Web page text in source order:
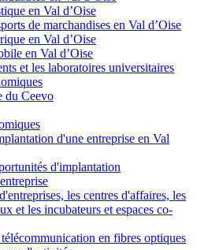
en Val d’Oise
de marchandises en Val d’Oise
en Val d’Oise
en Val d’Oise
et les laboratoires universitaires
du Ceevo
d'une entreprise en Val
d'implantation
les centres d'affaires, les
et les incubateurs et espaces co-
en fibres optiques